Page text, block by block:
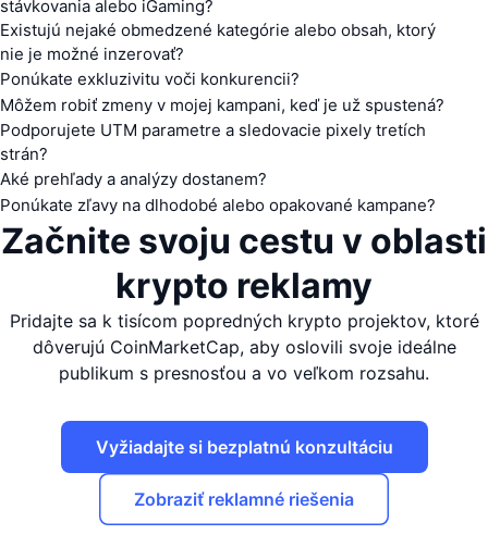
stávkovania alebo iGaming?
Existujú nejaké obmedzené kategórie alebo obsah, ktorý
nie je možné inzerovať?
Ponúkate exkluzivitu voči konkurencii?
Môžem robiť zmeny v mojej kampani, keď je už spustená?
Podporujete UTM parametre a sledovacie pixely tretích
strán?
Aké prehľady a analýzy dostanem?
Ponúkate zľavy na dlhodobé alebo opakované kampane?
Začnite svoju cestu v oblasti
krypto reklamy
Pridajte sa k tisícom popredných krypto projektov, ktoré
dôverujú CoinMarketCap, aby oslovili svoje ideálne
publikum s presnosťou a vo veľkom rozsahu.
Vyžiadajte si bezplatnú konzultáciu
Zobraziť reklamné riešenia